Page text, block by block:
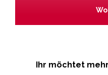
Ihr möchtet